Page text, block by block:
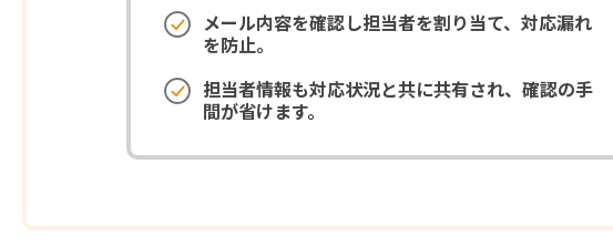
メール内容を確認し担当者を割り当て、対応漏れ
を防止。
担当者情報も対応状況と共に共有され、確認の手
間が省けます。